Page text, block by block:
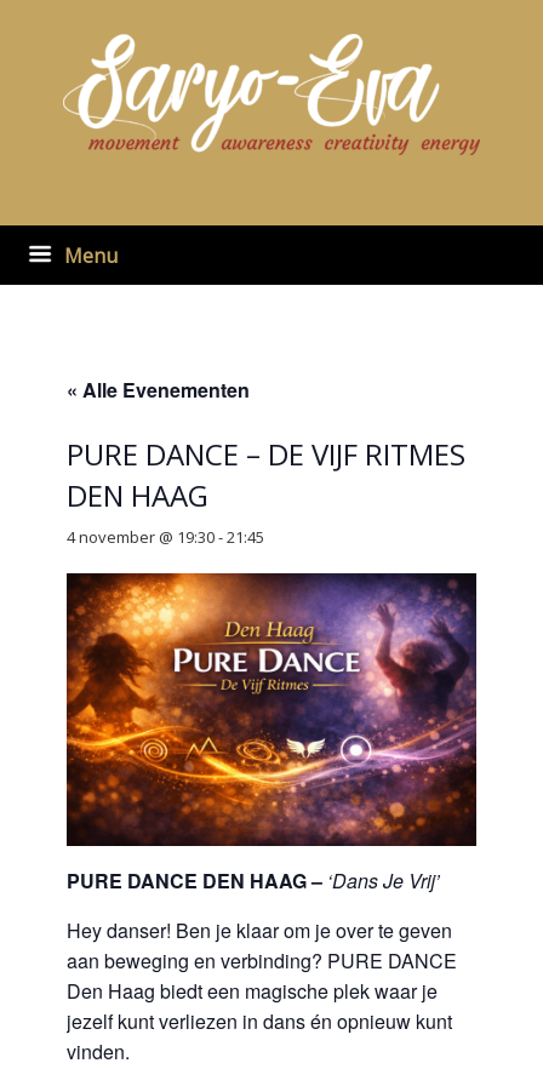
Menu
« Alle Evenementen
PURE DANCE – DE VIJF RITMES
DEN HAAG
4 november @ 19:30-21:45
PURE DANCE DEN HAAG – ‘Dans Je Vrij’
Hey danser! Ben je klaar om je over te geven
aan beweging en verbinding? PURE DANCE
Den Haag biedt een magische plek waar je
jezelf kunt verliezen in dans én opnieuw kunt
vinden.